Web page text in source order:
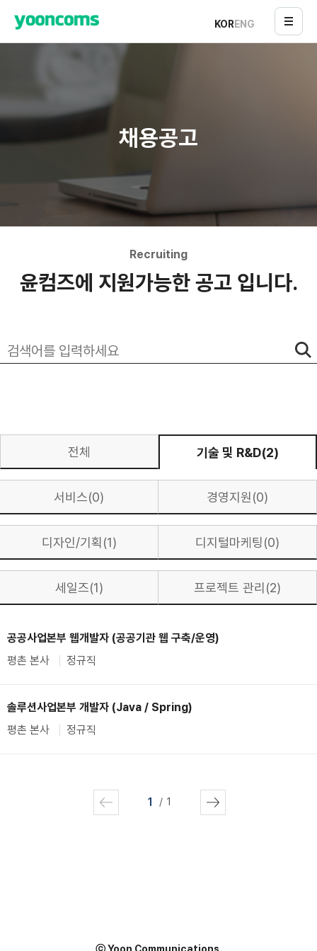
KORENG
채용공고
Recruiting
윤컴즈에 지원가능한 공고 입니다.
전체 기술 및 R&D(2)
서비스(0) 경영지원(0)
디자인/기획(1) 디지털마케팅(0)
세일즈(1) 프로젝트 관리(2)
공공사업본부 웹개발자 (공공기관 웹 구축/운영)
평촌 본사
정규직
솔루션사업본부 개발자 (Java / Spring)
평촌 본사
정규직
1 1